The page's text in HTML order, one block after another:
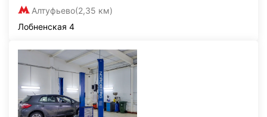
Алтуфьево(2,35 км)
Лобненская 4